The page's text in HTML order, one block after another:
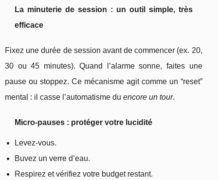
La minuterie de session : un outil simple, très
efficace
Fixez une durée de session avant de commencer (ex. 20,
30 ou 45 minutes). Quand l’alarme sonne, faites une
pause ou stoppez. Ce mécanisme agit comme un “reset”
mental : il casse l’automatisme du encore un tour.
Micro-pauses : protéger votre lucidité
Levez-vous.
Buvez un verre d’eau.
Respirez et vérifiez votre budget restant.